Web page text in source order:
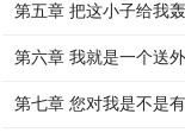
第五章 把这小子给我
第六章 我就是一个送
第七章 您对我是不是